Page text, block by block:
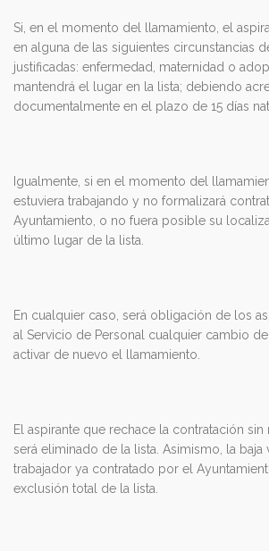
Si, en el momento del llamamiento, el
en alguna de las siguientes circunstancias
justificadas: enfermedad, maternidad o
mantendrá el lugar en la lista; debiendo
documentalmente en el plazo de 15 días
Igualmente, si en el momento del
estuviera trabajando y no formalizará
Ayuntamiento, o no fuera posible su
último lugar de la lista.
En cualquier caso, será obligación de los
al Servicio de Personal cualquier cambio
activar de nuevo el llamamiento.
El aspirante que rechace la contratación sin
será eliminado de la lista. Asimismo, la baja
trabajador ya contratado por el
exclusión total de la lista.